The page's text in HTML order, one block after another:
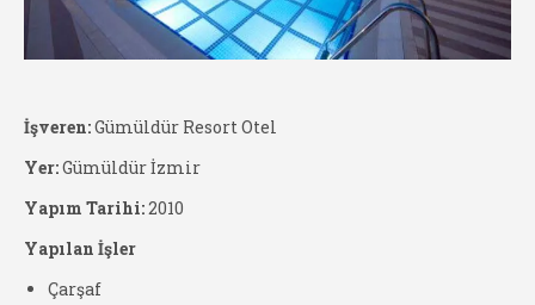
İşveren:Gümüldür Resort Otel
Yer:Gümüldür İzmir
Yapım Tarihi:2010
Yapılan İşler
Çarşaf